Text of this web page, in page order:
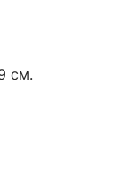
см.